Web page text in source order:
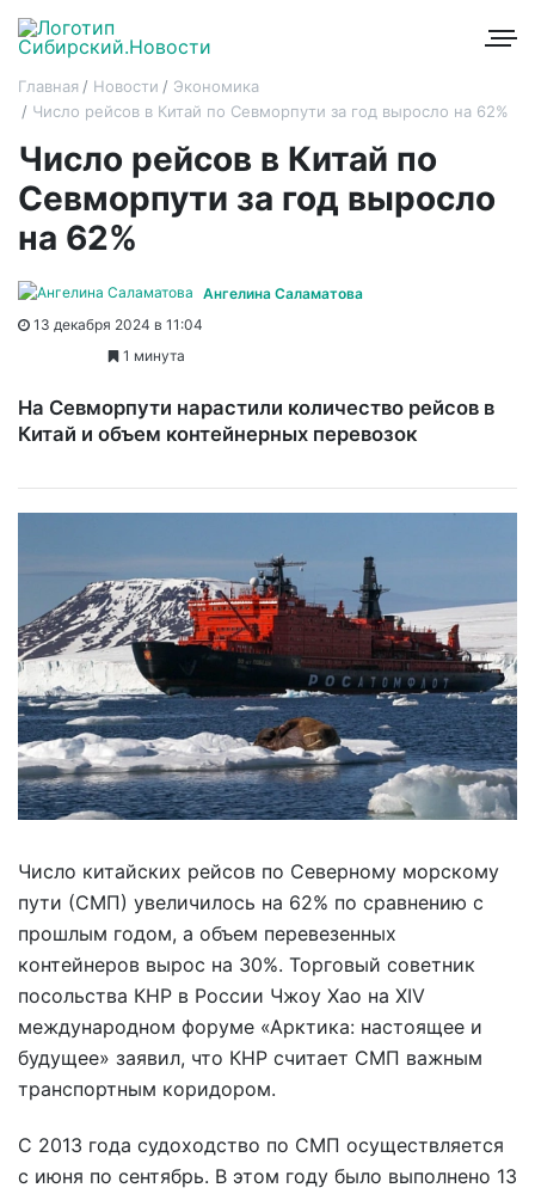
Главная Новости
Экономика
Число рейсов в Китай по Севморпути за год выросло на 62%
Число рейсов в Китай по
Севморпути за год выросло
на 62%
Ангелина Саламатова
13 декабря 2024 в 11:04
1 минута
На Севморпути нарастили количество рейсов в
Китай и объем контейнерных перевозок
Число китайских рейсов по Северному морскому
пути (СМП) увеличилось на 62% по сравнению с
прошлым годом, а объем перевезенных
контейнеров вырос на 30%. Торговый советник
посольства КНР в России Чжоу Хао на XIV
международном форуме «Арктика: настоящее и
будущее» заявил, что КНР считает СМП важным
транспортным коридором.
С 2013 года судоходство по СМП осуществляется
с июня по сентябрь. В этом году было выполнено 13